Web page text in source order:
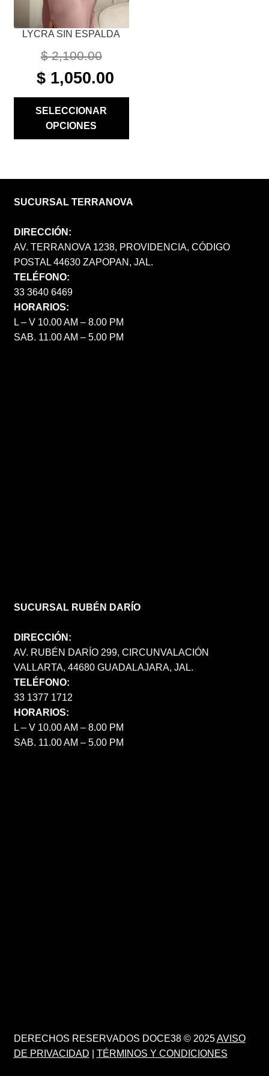
LYCRA SIN ESPALDA
$2,100.00
ORIGINAL
PRICE
$1,050.00CURRENT
SELECCIONAR
OPCIONES
PÁGINA
DE
PRODUCTO
SUCURSAL TERRANOVA
DIRECCIÓN:
AV. TERRANOVA 1238, PROVIDENCIA, CÓDIGO
POSTAL 44630 ZAPOPAN, JAL.
TELÉFONO:
33 3640 6469
HORARIOS:
L – V 10.00 AM – 8.00 PM
SAB. 11.00 AM – 5.00 PM
SUCURSAL RUBÉN DARÍO
DIRECCIÓN:
AV. RUBÉN DARÍO 299, CIRCUNVALACIÓN
VALLARTA, 44680 GUADALAJARA, JAL.
TELÉFONO:
33 1377 1712
HORARIOS:
L – V 10.00 AM – 8.00 PM
SAB. 11.00 AM – 5.00 PM
DERECHOS RESERVADOS DOCE38 © 2025AVISO
DE PRIVACIDAD
TÉRMINOS Y CONDICIONES